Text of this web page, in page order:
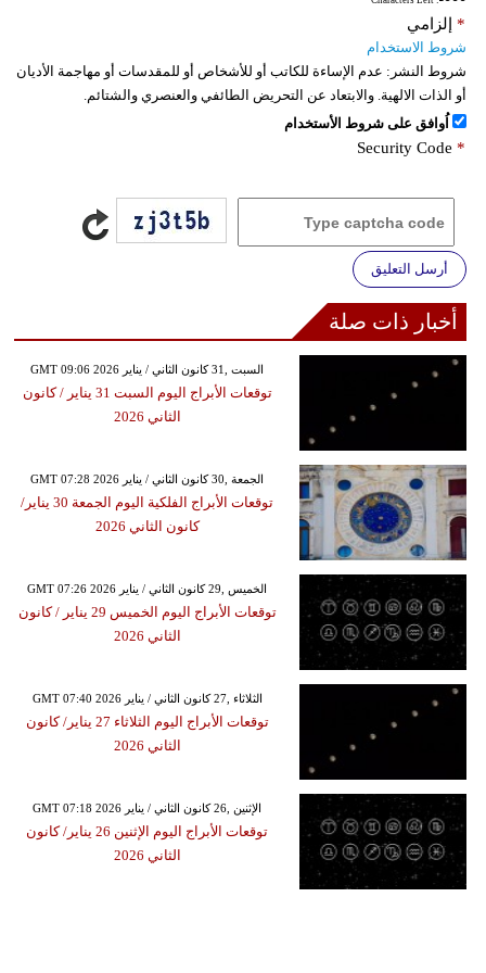
إلزامي *
شروط الاستخدام
شروط النشر: عدم الإساءة للكاتب أو للأشخاص أو للمقدسات أو مهاجمة الأديان
أو الذات الالهية. والابتعاد عن التحريض الطائفي والعنصري والشتائم.
اُوافق على شروط الأستخدام
Security Code *
أرسل التعليق
أخبار ذات صلة
GMT 09:06 2026 السبت ,31 كانون الثاني / يناير
توقعات الأبراج​ اليوم السبت 31 يناير / كانون
الثاني 2026
GMT 07:28 2026 الجمعة ,30 كانون الثاني / يناير
توقعات الأبراج​ الفلكية اليوم الجمعة 30 يناير/
كانون الثاني 2026
GMT 07:26 2026 الخميس ,29 كانون الثاني / يناير
توقعات الأبراج​ اليوم الخميس 29 يناير / كانون
الثاني 2026
GMT 07:40 2026 الثلاثاء ,27 كانون الثاني / يناير
توقعات الأبراج​ اليوم الثلاثاء 27 يناير/ كانون
الثاني 2026
GMT 07:18 2026 الإثنين ,26 كانون الثاني / يناير
توقعات الأبراج​ اليوم الإثنين 26 يناير/ كانون
الثاني 2026